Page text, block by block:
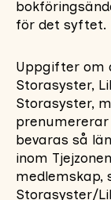
för det syftet.
Uppgifter om
Storasyster,
Storasyster,
bevaras så
inom
medlemskap,
Storasyster/